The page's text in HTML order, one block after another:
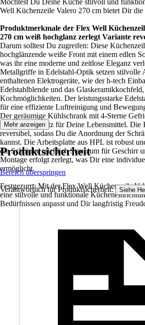
Möchtest Du Deine Küche stilvoll und
Well Küchenzeile Valero 270 cm bietet Dir die
Produktmerkmale der Flex Well
270 cm weiß hochglanz zerlegt Variante
Darum solltest Du zugreifen: Diese
hochglänzende weiße Front mit einem edlen
was ihr eine moderne und zeitlose Eleganz
Metallgriffe in Edelstahl-Optik setzen stilvolle
enthaltenen Elektrogeräte, wie der h-tech
Edelstahlblende und das
Kochmöglichkeiten. Der leistungsstarke
für eine effiziente Luftreinigung und
Der geräumige Kühlschrank mit 4-Sterne
ausreichend Platz für Deine Lebensmittel. Die
reversibel, sodass Du die Anordnung der
kannst. Die Arbeitsplatte aus HPL ist robust
die Schränke reichlich Stauraum für Geschirr
Montage erfolgt zerlegt, was Dir eine
ermöglicht.
Festgezurrt: Mit der Flex Well Küchenzeile
eine stilvolle und funktionale
Bedürfnissen anpasst und Dir langfristig
Mehr anzeigen
Produktsicherheit
Bereich überspringen
Verantwortlich für Produktsicherheit: Siehe